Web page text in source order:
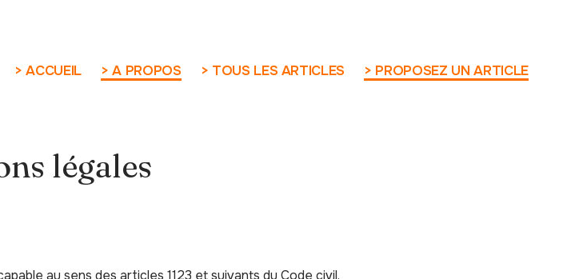
> ACCUEIL > A PROPOS > TOUS LES ARTICLES > PROPOSEZ UN ARTICLE
légales
au sens des articles 1123 et suivants du Code civil,